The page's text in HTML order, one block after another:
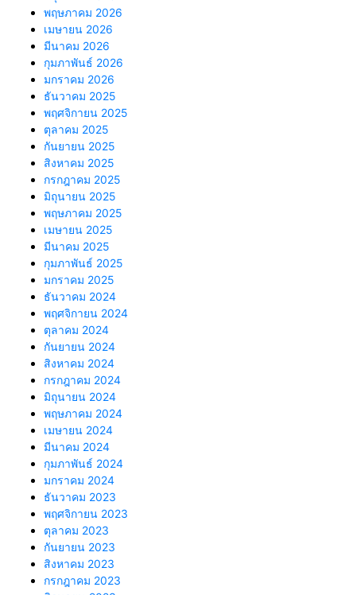
พฤษภาคม 2026
เมษายน 2026
มีนาคม 2026
กุมภาพันธ์ 2026
มกราคม 2026
ธันวาคม 2025
พฤศจิกายน 2025
ตุลาคม 2025
กันยายน 2025
สิงหาคม 2025
กรกฎาคม 2025
มิถุนายน 2025
พฤษภาคม 2025
เมษายน 2025
มีนาคม 2025
กุมภาพันธ์ 2025
มกราคม 2025
ธันวาคม 2024
พฤศจิกายน 2024
ตุลาคม 2024
กันยายน 2024
สิงหาคม 2024
กรกฎาคม 2024
มิถุนายน 2024
พฤษภาคม 2024
เมษายน 2024
มีนาคม 2024
กุมภาพันธ์ 2024
มกราคม 2024
ธันวาคม 2023
พฤศจิกายน 2023
ตุลาคม 2023
กันยายน 2023
สิงหาคม 2023
กรกฎาคม 2023